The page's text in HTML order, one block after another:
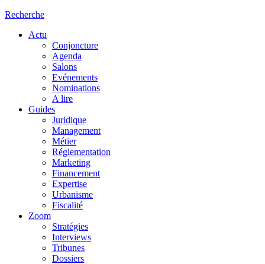
Recherche
Actu
Conjoncture
Agenda
Salons
Evénements
Nominations
A lire
Guides
Juridique
Management
Métier
Réglementation
Marketing
Financement
Expertise
Urbanisme
Fiscalité
Zoom
Stratégies
Interviews
Tribunes
Dossiers